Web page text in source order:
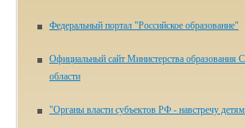
Федеральный портал "Российское образование"
Официальный сайт Министерства образования
области
"Органы власти субъектов РФ - навстречу детям